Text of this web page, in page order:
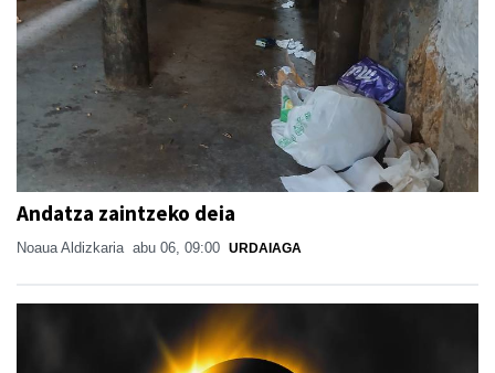
Andatza zaintzeko deia
Noaua Aldizkaria abu 06, 09:00 URDAIAGA